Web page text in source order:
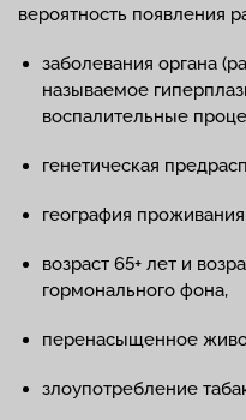
вероятность появления
заболевания органа
называемое
воспалительные
генетическая
география
возраст 65+ лет и
гормонального фона,
перенасыщенное
злоупотребление